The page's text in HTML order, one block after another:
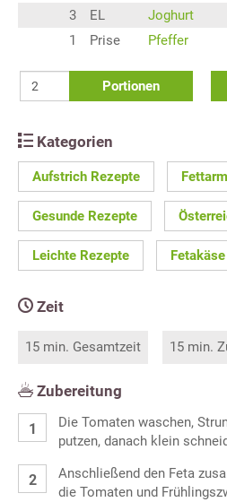
3
EL
Joghurt
1
Prise Pfeffer
Portionen
Kategorien
Aufstrich Rezepte
Gesunde Rezepte
Leichte Rezepte
Zeit
15 min. Gesamtzeit 15 min.
Zubereitung
Die Tomaten waschen,
putzen, danach klein
Anschließend den Feta
die Tomaten und